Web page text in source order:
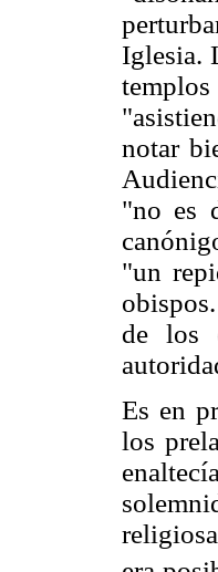
Iglesia.
notar
"no es
"un
de los
Es en
los